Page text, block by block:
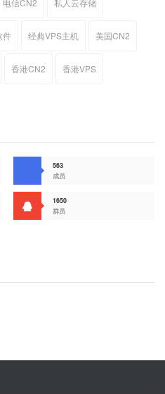
电信CN2 私人云存储
件 经典VPS主机 美国CN2
香港CN2 香港VPS
563
成员
1650
群员